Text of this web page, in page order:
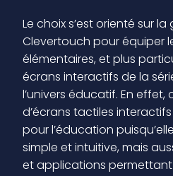
Le choix s’est orienté sur
Clevertouch pour équiper
élémentaires, et plus
écrans interactifs de la
l’univers éducatif. En
d’écrans tactiles
pour l’éducation
simple et intuitive, mais
et applications permettant